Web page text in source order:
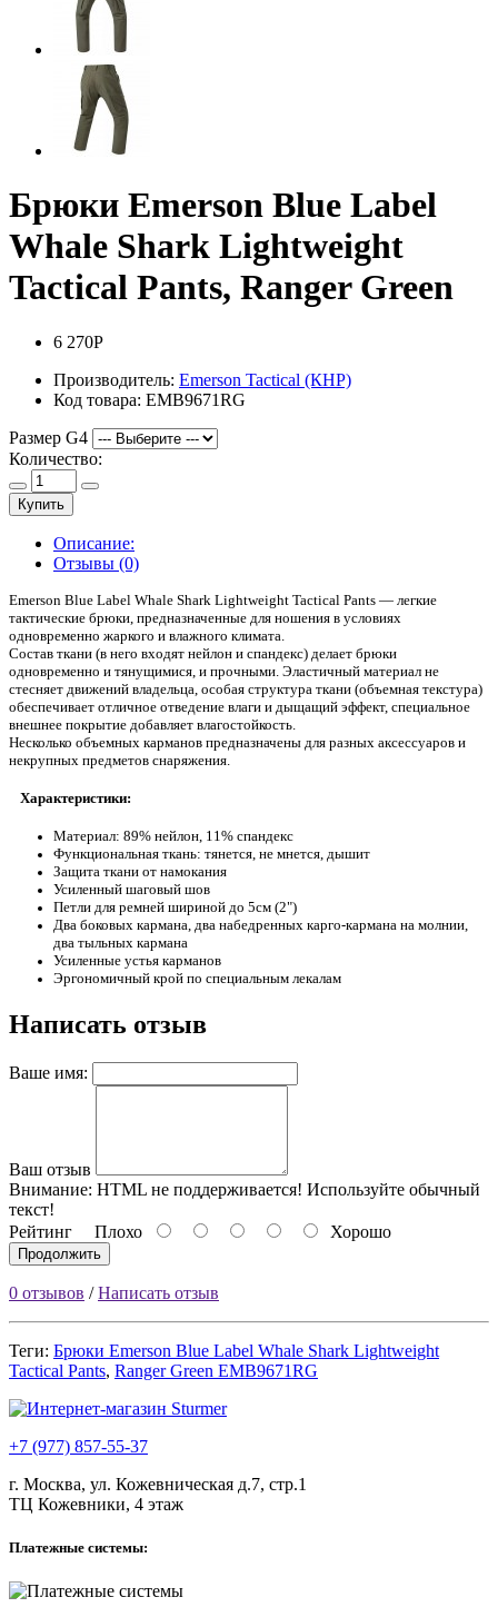
Брюки Emerson Blue Label
Whale Shark Lightweight
Tactical Pants, Ranger Green
6 270Р
Производитель: Emerson Tactical (КНР)
Код товара: EMB9671RG
Размер G4
Количество:
Купить
Описание:
Отзывы (0)
Emerson Blue Label Whale Shark Lightweight Tactical Pants — легкие
тактические брюки, предназначенные для ношения в условиях
одновременно жаркого и влажного климата.
Состав ткани (в него входят нейлон и спандекс) делает брюки
одновременно и тянущимися, и прочными. Эластичный материал не
стесняет движений владельца, особая структура ткани (объемная текстура)
обеспечивает отличное отведение влаги и дыщащий эффект, специальное
внешнее покрытие добавляет влагостойкость.
Несколько объемных карманов предназначены для разных аксессуаров и
некрупных предметов снаряжения.
Характеристики:
Материал: 89% нейлон, 11% спандекс
Функциональная ткань: тянется, не мнется, дышит
Защита ткани от намокания
Усиленный шаговый шов
Петли для ремней шириной до 5см (2")
Два боковых кармана, два набедренных карго-кармана на молнии,
два тыльных кармана
Усиленные устья карманов
Эргономичный крой по специальным лекалам
Написать отзыв
Ваше имя:
Ваш отзыв
Внимание: HTML не поддерживается! Используйте обычный
текст!
Рейтинг Плохо Хорошо
Продолжить
0 отзывов /Написать отзыв
Теги: Брюки Emerson Blue Label Whale Shark Lightweight
Tactical Pants, Ranger Green EMB9671RG
+7 (977) 857-55-37
г. Москва, ул. Кожевническая д.7, стр.1
ТЦ Кожевники, 4 этаж
Платежные системы: